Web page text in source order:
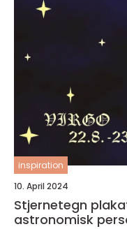
inspiration
10. April 2024
Stjernetegn
astronomisk